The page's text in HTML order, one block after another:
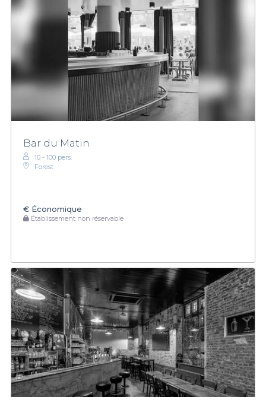
Bar du Matin
10 - 100 pers.
Forest
€ Économique
Établissement non réservable